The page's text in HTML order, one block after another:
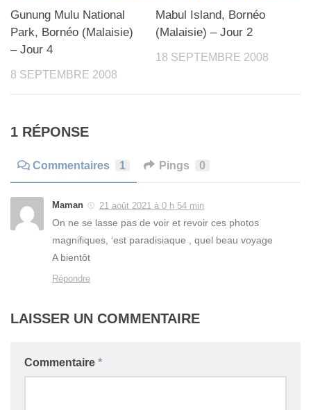
Gunung Mulu National
Park, Bornéo (Malaisie)
– Jour 4
8 SEPTEMBRE 2008
Mabul Island, Bornéo
(Malaisie) – Jour 2
18 SEPTEMBRE 2008
1 RÉPONSE
Commentaires 1 Pings 0
Maman 21 août 2021 à 0 h 54 min
On ne se lasse pas de voir et revoir ces photos
magnifiques, ‘est paradisiaque , quel beau voyage
A bientôt
Répondre
LAISSER UN COMMENTAIRE
Commentaire *